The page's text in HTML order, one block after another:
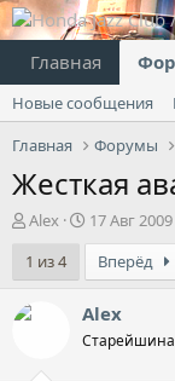
Главная
Новые сообщения
Главная
Форумы
Жесткая
А
т
о
р
т
Alex
Д
а
а
н
а
ч
17 Авг 2009
1 из 4
Вперёд
Alex
Старейшина